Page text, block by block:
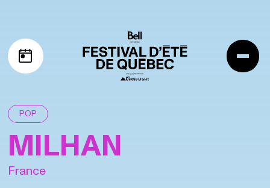
Mon horaire
POP
MILHAN
France